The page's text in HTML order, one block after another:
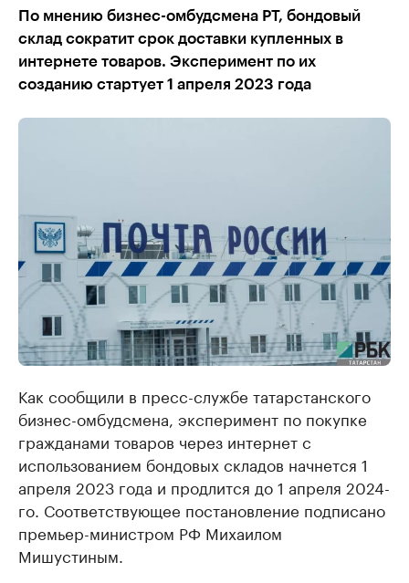
По мнению бизнес-омбудсмена РТ, бондовый
склад сократит срок доставки купленных в
интернете товаров. Эксперимент по их
созданию стартует 1 апреля 2023 года
Как сообщили в пресс-службе татарстанского
бизнес-омбудсмена, эксперимент по покупке
гражданами товаров через интернет с
использованием бондовых складов начнется 1
апреля 2023 года и продлится до 1 апреля 2024-
го. Соответствующее постановление подписано
премьер-министром РФ Михаилом
Мишустиным.